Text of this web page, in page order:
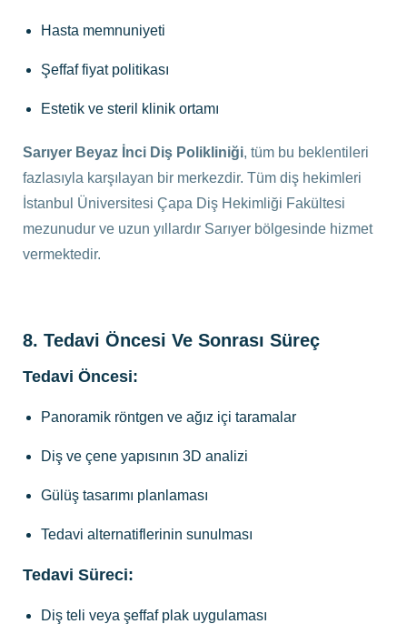
Hasta memnuniyeti
Şeffaf fiyat politikası
Estetik ve steril klinik ortamı
Sarıyer Beyaz İnci Diş Polikliniği, tüm bu beklentileri
fazlasıyla karşılayan bir merkezdir. Tüm diş hekimleri
İstanbul Üniversitesi Çapa Diş Hekimliği Fakültesi
mezunudur ve uzun yıllardır Sarıyer bölgesinde hizmet
vermektedir.
8. Tedavi Öncesi Ve Sonrası Süreç
Tedavi Öncesi:
Panoramik röntgen ve ağız içi taramalar
Diş ve çene yapısının 3D analizi
Gülüş tasarımı planlaması
Tedavi alternatiflerinin sunulması
Tedavi Süreci:
Diş teli veya şeffaf plak uygulaması